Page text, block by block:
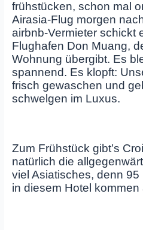
frühstücken, schon mal
Airasia-Flug morgen
airbnb-Vermieter schickt
Flughafen Don Muang,
Wohnung übergibt. Es
spannend. Es klopft:
frisch gewaschen und
schwelgen im Luxus.
Zum Frühstück gibt’s
natürlich die
viel Asiatisches, denn
in diesem Hotel kommen